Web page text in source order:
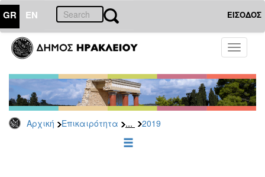
GR EN ΕΙΣΟΔΟΣ
Toggle
Αρχική Επικαιρότητα ... 2019
ΕΠΙΚΑΙΡΟΤΗΤΑ
Τύπου
Αρχείο
2026
2025